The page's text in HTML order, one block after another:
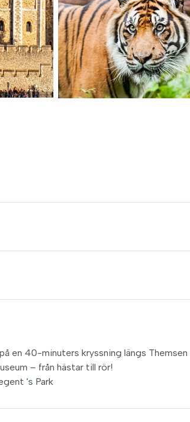
en 40-minuters kryssning längs Themsen
– från hästar till rör!
's Park